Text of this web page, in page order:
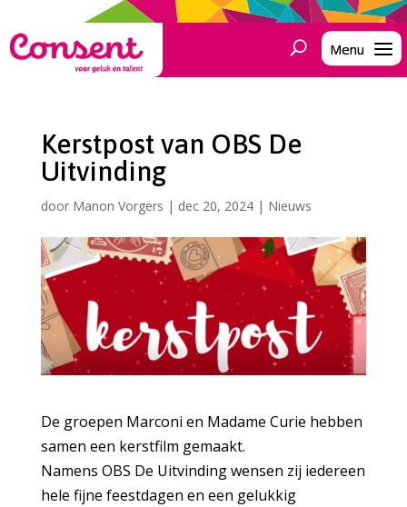
Kerstpost van OBS De
Uitvinding
door Manon Vorgers | dec 20, 2024| Nieuws
De groepen Marconi en Madame Curie hebben
samen een kerstfilm gemaakt.
Namens OBS De Uitvinding wensen zij iedereen
hele fijne feestdagen en een gelukkig